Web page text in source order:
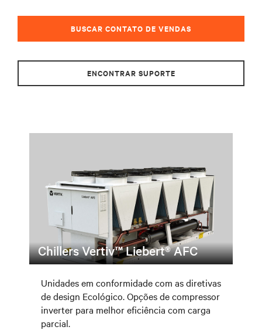
BUSCAR CONTATO DE VENDAS
ENCONTRAR SUPORTE
Chillers Vertiv™ Liebert® AFC
Unidades em conformidade com as diretivas
de design Ecológico. Opções de compressor
inverter para melhor eficiência com carga
parcial.